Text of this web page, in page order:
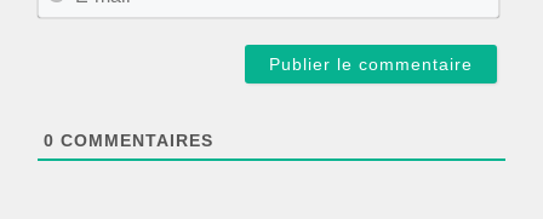
0 COMMENTAIRES